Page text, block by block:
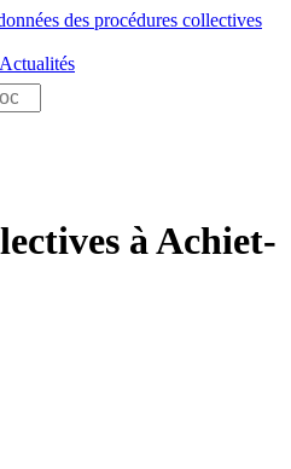
des procédures collectives
Actualités
à Achiet-